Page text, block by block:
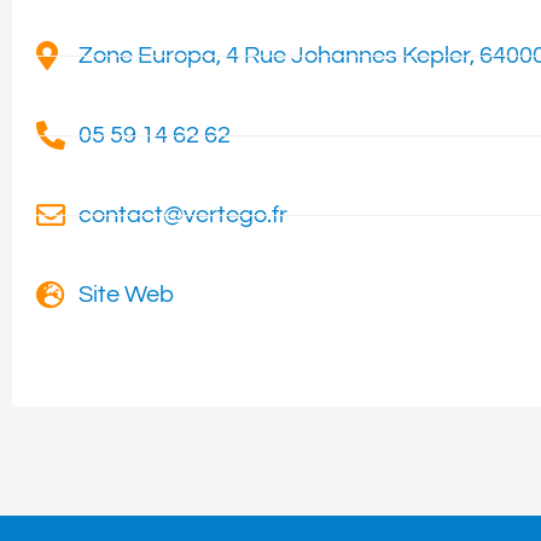
Zone Europa, 4 Rue Johannes Kepler,
05 59 14 62 62
contact@vertego.fr
Site Web